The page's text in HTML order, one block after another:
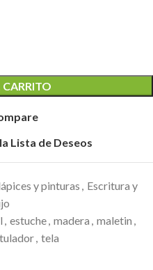
Lista de Deseos
y pinturas , Escritura y
, estuche, madera , maletin ,
, tela